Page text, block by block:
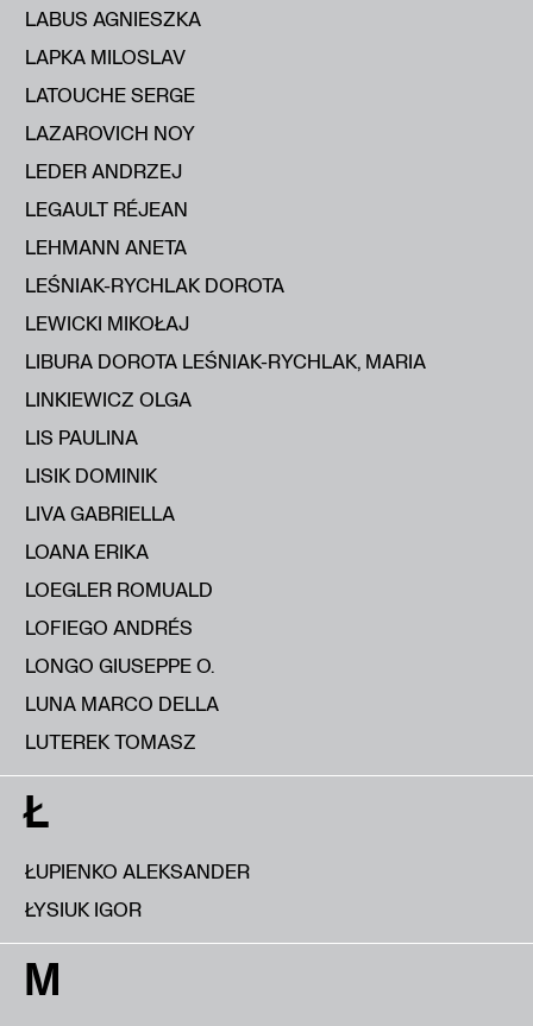
LABUS AGNIESZKA
LAPKA MILOSLAV
LATOUCHE SERGE
LAZAROVICH NOY
LEDER ANDRZEJ
LEGAULT RÉJEAN
LEHMANN ANETA
LEŚNIAK-RYCHLAK DOROTA
LEWICKI MIKOŁAJ
LIBURA DOROTA LEŚNIAK-RYCHLAK, MARIA
LINKIEWICZ OLGA
LIS PAULINA
LISIK DOMINIK
LIVA GABRIELLA
LOANA ERIKA
LOEGLER ROMUALD
LOFIEGO ANDRÉS
LONGO GIUSEPPE O.
LUNA MARCO DELLA
LUTEREK TOMASZ
Ł
ŁUPIENKO ALEKSANDER
ŁYSIUK IGOR
M